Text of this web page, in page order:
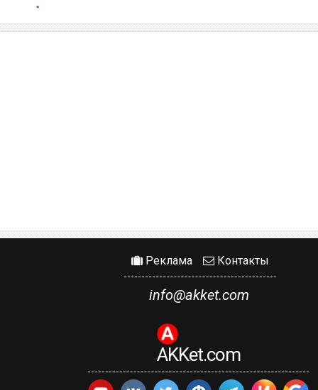
Реклама Контакты
info@akket.com
AKKet.com